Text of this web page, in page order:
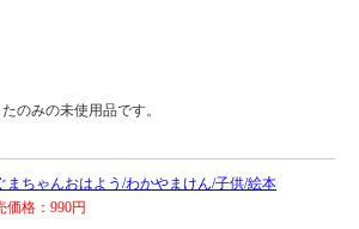
のみの未使用品です。
まちゃんおはよう/わかやまけん/子供/絵本
価格：990円